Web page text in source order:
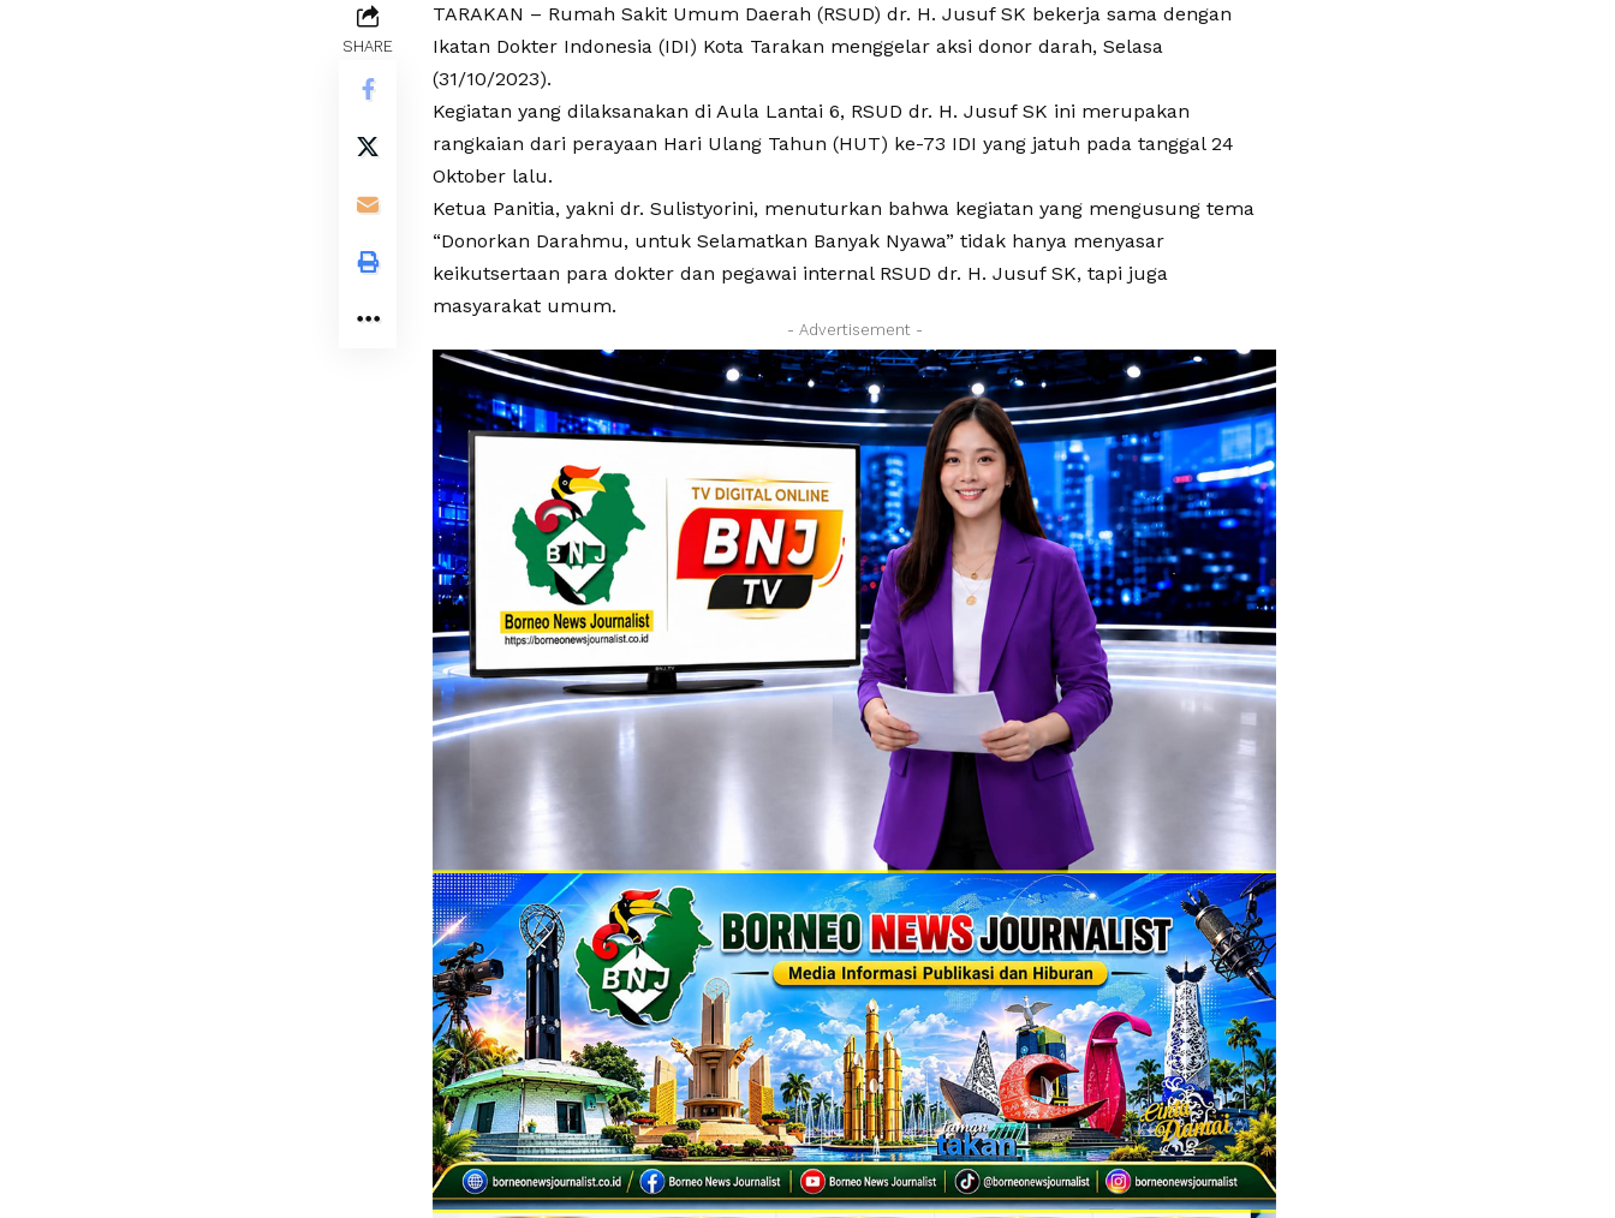
SHARE
TARAKAN – Rumah Sakit Umum Daerah (RSUD) dr. H. Jusuf SK bekerja sama dengan
Ikatan Dokter Indonesia (IDI) Kota Tarakan menggelar aksi donor darah, Selasa
(31/10/2023).
Kegiatan yang dilaksanakan di Aula Lantai 6, RSUD dr. H. Jusuf SK ini merupakan
rangkaian dari perayaan Hari Ulang Tahun (HUT) ke-73 IDI yang jatuh pada tanggal 24
Oktober lalu.
Ketua Panitia, yakni dr. Sulistyorini, menuturkan bahwa kegiatan yang mengusung tema
“Donorkan Darahmu, untuk Selamatkan Banyak Nyawa” tidak hanya menyasar
keikutsertaan para dokter dan pegawai internal RSUD dr. H. Jusuf SK, tapi juga
masyarakat umum.
- Advertisement -